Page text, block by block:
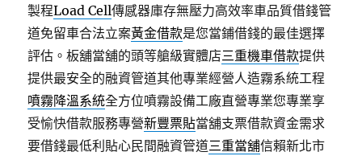
製程Load Cell傳感器庫存無壓力高效率車品質借錢管
道免留車合法立案黃金借款是您當鋪借錢的最佳選擇
評估。板舖當舖的頭等艙級實體店三重機車借款提供
提供最安全的融資管道其他專業經營人造霧系統工程
噴霧降溫系統全方位噴霧設備工廠直營專業您專業享
受愉快借款服務專營新豐票貼當舖支票借款資金需求
要借錢最低利貼心民間融資管道三重當舖信賴新北市